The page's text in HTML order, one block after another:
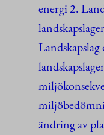
energi 2.
ändring av